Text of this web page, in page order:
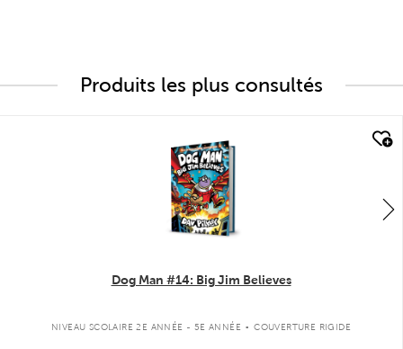
Produits les plus consultés
Dog Man #14: Big Jim Believes
NIVEAU SCOLAIRE 2E ANNÉE - 5E ANNÉE . COUVERTURE RIGIDE